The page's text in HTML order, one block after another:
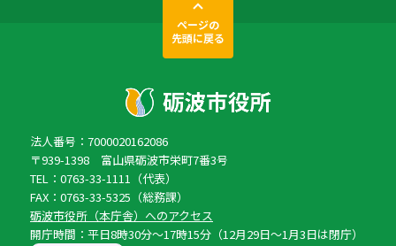
ページの
先頭に戻る
法人番号：7000020162086
〒939-1398 富山県砺波市栄町7番3号
TEL：0763-33-1111（代表）
FAX：0763-33-5325（総務課）
砺波市役所（本庁舎）へのアクセス
開庁時間：平日8時30分〜17時15分（12月29日〜1月3日は閉庁）